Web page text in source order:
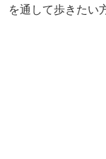
を通して歩きたい